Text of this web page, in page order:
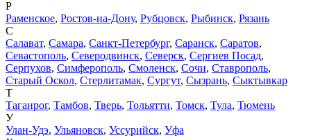
Р
Раменское, Ростов-на-Дону, Рубцовск, Рыбинск, Рязань
С
Салават, Самара, Санкт-Петербург, Саранск, Саратов,
Севастополь, Северодвинск, Северск, Сергиев Посад,
Серпухов, Симферополь, Смоленск, Сочи, Ставрополь,
Старый Оскол, Стерлитамак, Сургут, Сызрань, Сыктывкар
Т
Таганрог, Тамбов, Тверь, Тольятти, Томск, Тула, Тюмень
У
Улан-Удэ, Ульяновск, Уссурийск, Уфа